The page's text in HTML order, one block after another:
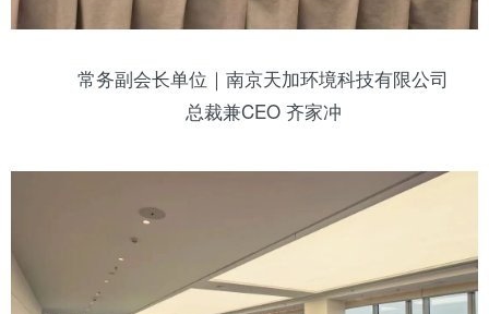
常务副会长单位｜南京天加环境科技有限公司
总裁兼CEO 齐家冲